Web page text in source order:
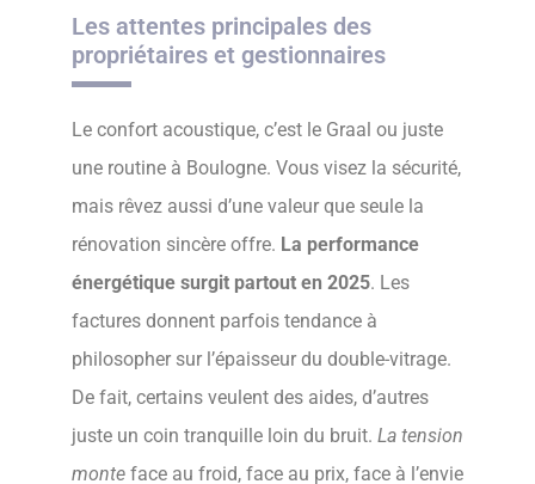
Les attentes principales des
propriétaires et gestionnaires
Le confort acoustique, c’est le Graal ou juste
une routine à Boulogne. Vous visez la sécurité,
mais rêvez aussi d’une valeur que seule la
rénovation sincère offre. La performance
énergétique surgit partout en 2025. Les
factures donnent parfois tendance à
philosopher sur l’épaisseur du double-vitrage.
De fait, certains veulent des aides, d’autres
juste un coin tranquille loin du bruit. La tension
monte face au froid, face au prix, face à l’envie